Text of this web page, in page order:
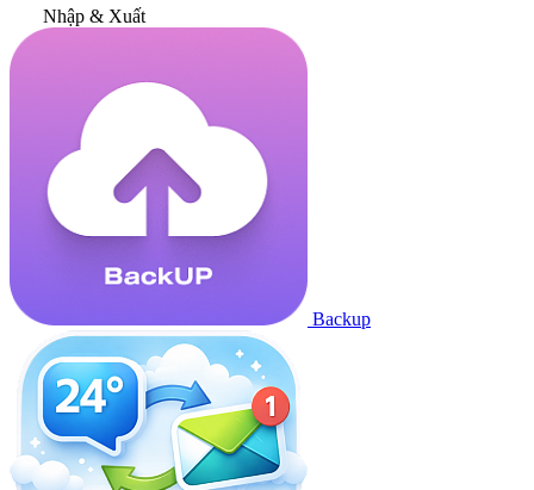
Nhập & Xuất
Backup